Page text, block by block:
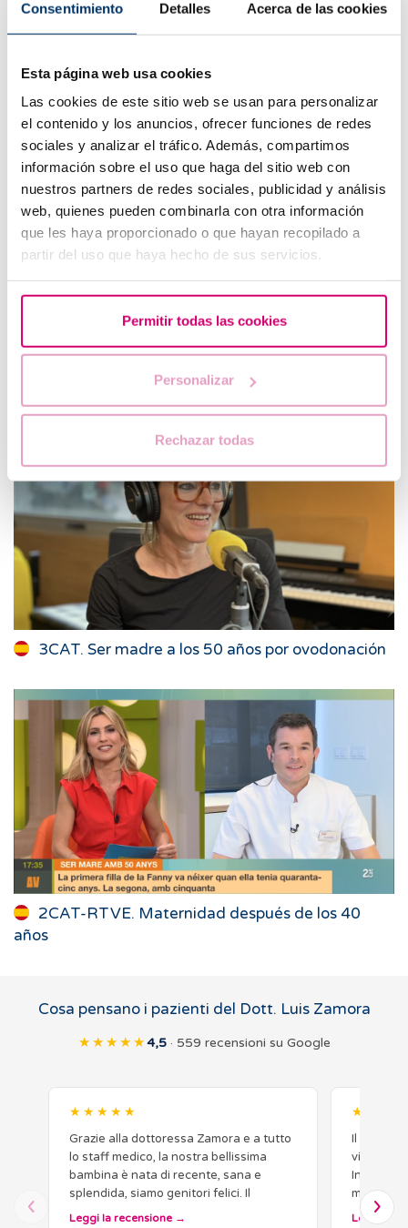
Consentimiento Detalles Acerca de las cookies
Esta página web usa cookies
Las cookies de este sitio web se usan para personalizar
el contenido y los anuncios, ofrecer funciones de redes
sociales y analizar el tráfico. Además, compartimos
información sobre el uso que haga del sitio web con
nuestros partners de redes sociales, publicidad y análisis
web, quienes pueden combinarla con otra información
que les haya proporcionado o que hayan recopilado a
partir del uso que haya hecho de sus servicios.
Permitir todas las cookies
Personalizar
Rechazar todas
Ho l'endometriosi, cosa mi può succedere (II)?
Prima ecografia dopo una FIV o una donazione di
Il Dott. Luis Zamora in altri media
3CAT. Ser madre a los 50 años por ovodonación
2CAT-RTVE. Maternidad después de los 40
años
Cosa pensano i pazienti del Dott. Luis Zamora
★★★★★4,5· 559 recensioni su Google
★★★★★
Grazie alla dottoressa Zamora e a tutto
lo staff medico, la nostra bellissima
bambina è nata di recente, sana e
splendida, siamo genitori felici. Il
personale parla per lo più inglese,
Leggi la recensione
Il nostro
vitro è
ma ho
fatto la
Leggi la